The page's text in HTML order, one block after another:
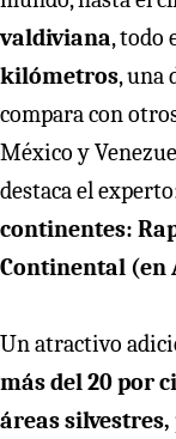
valdiviana, todo
kilómetros, una
compara con
México y
destaca el
continentes:
Continental (en
Un atractivo
más del 20 por
áreas